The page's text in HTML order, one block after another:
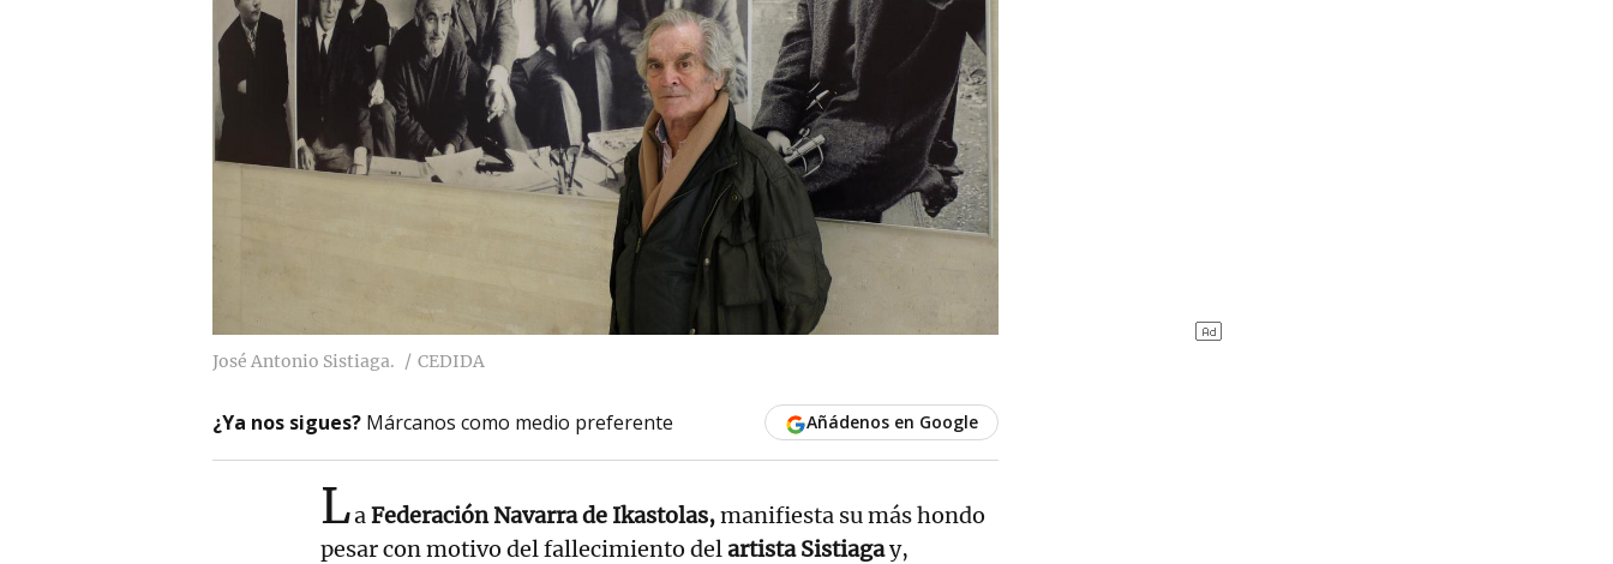
José Antonio Sistiaga. CEDIDA
¿Ya nos sigues? Márcanos como medio preferente Añádenos en Google
LaFederación Navarra de Ikastolas,manifiesta su más hondo
pesar con motivo del fallecimiento delartista Sistiagay,